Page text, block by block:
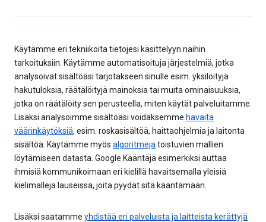
Käytämme eri tekniikoita tietojesi käsittelyyn näihin
tarkoituksiin. Käytämme automatisoituja järjestelmiä, jotka
analysoivat sisältöäsi tarjotakseen sinulle esim. yksilöityjä
hakutuloksia, räätälöityjä mainoksia tai muita ominaisuuksia,
jotka on räätälöity sen perusteella, miten käytät palveluitamme.
Lisäksi analysoimme sisältöäsi voidaksemme havaita
väärinkäytöksiä, esim. roskasisältöä, haittaohjelmia ja laitonta
sisältöä. Käytämme myös algoritmeja toistuvien mallien
löytämiseen datasta. Google Kääntäjä esimerkiksi auttaa
ihmisiä kommunikoimaan eri kielillä havaitsemalla yleisiä
kielimalleja lauseissa, joita pyydät sitä kääntämään.
Lisäksi saatamme yhdistää eri palveluista ja laitteista kerättyjä